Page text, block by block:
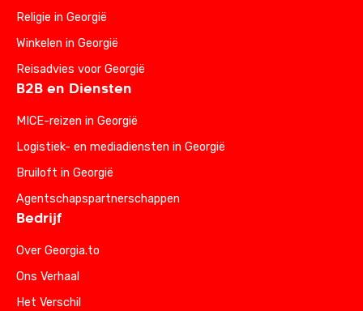
Religie in Georgië
Winkelen in Georgië
Reisadvies voor Georgië
B2B en Diensten
MICE-reizen in Georgië
Logistiek- en mediadiensten in Georgië
Bruiloft in Georgië
Agentschapspartnerschappen
Bedrijf
Over Georgia.to
Ons Verhaal
Het Verschil